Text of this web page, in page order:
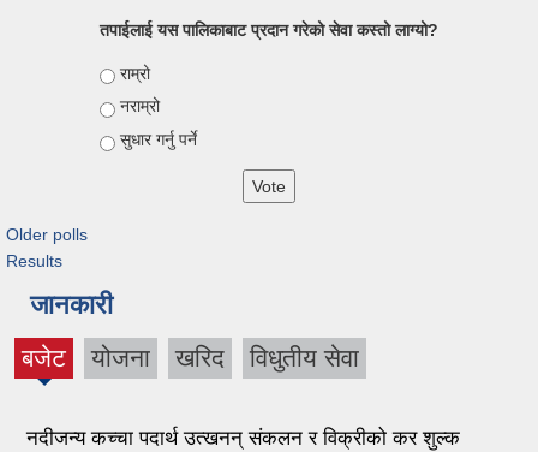
तपाईलाई यस पालिकाबाट प्रदान गरेको सेवा कस्तो लाग्यो?
Choices
राम्रो
नराम्रो
सुधार गर्नु पर्ने
Older polls
Results
जानकारी
बजेट योजना खरिद विधुतीय सेवा
नदीजन्य कच्चा पदार्थ उत्खनन् संकलन र विक्रीको कर शुल्क